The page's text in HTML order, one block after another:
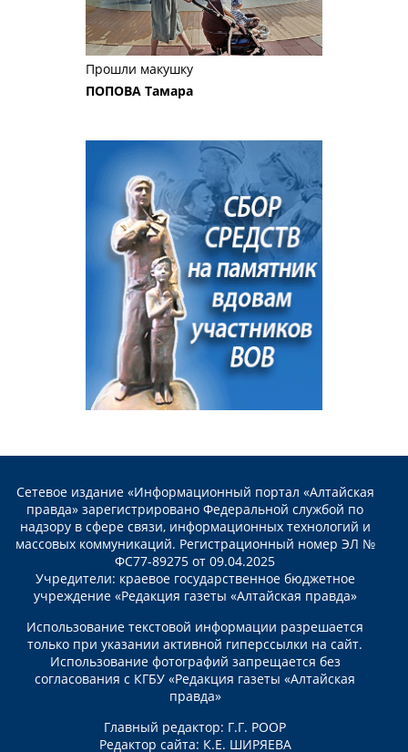
Прошли макушку
ПОПОВА Тамара
Сетевое издание «Информационный портал «Алтайская
правда» зарегистрировано Федеральной службой по
надзору в сфере связи, информационных технологий и
массовых коммуникаций. Регистрационный номер ЭЛ №
ФС77-89275 от 09.04.2025
Учредители: краевое государственное бюджетное
учреждение «Редакция газеты «Алтайская правда»
Использование текстовой информации разрешается
только при указании активной гиперссылки на сайт.
Использование фотографий запрещается без
согласования с КГБУ «Редакция газеты «Алтайская
правда»
Главный редактор: Г.Г. РООР
Редактор сайта: К.Е. ШИРЯЕВА